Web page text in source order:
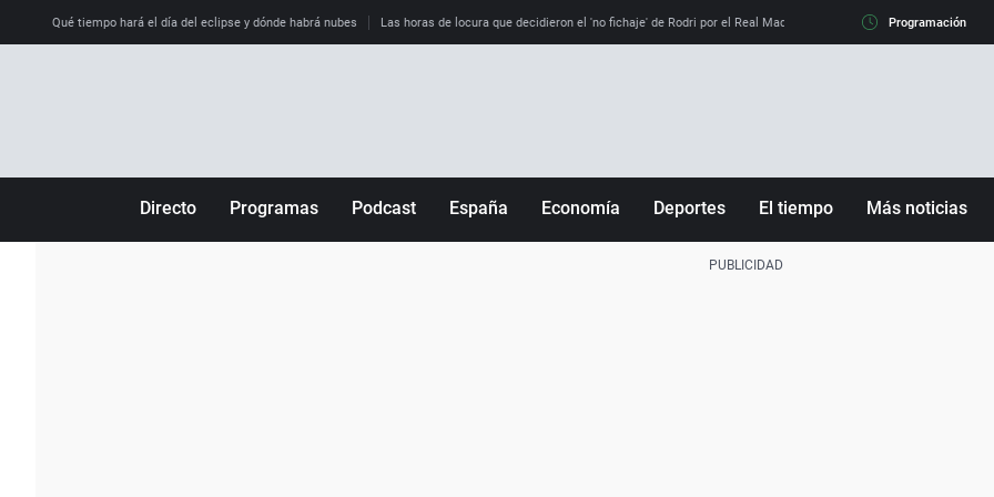
Qué tiempo hará el día del eclipse y dónde habrá nubes Las horas de locura que decidieron el 'no fichaje' de Rodri por el Real Madrid y su 'sí' al Barça La llamada
Programación
Directo Programas Podcast España Economía Deportes El tiempo Más noticias